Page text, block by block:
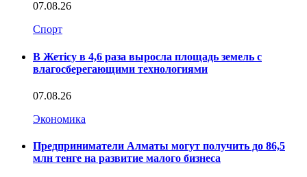
07.08.26
Спорт
В Жетісу в 4,6 раза выросла площадь земель с
влагосберегающими технологиями
07.08.26
Экономика
Предприниматели Алматы могут получить до 86,5
млн тенге на развитие малого бизнеса